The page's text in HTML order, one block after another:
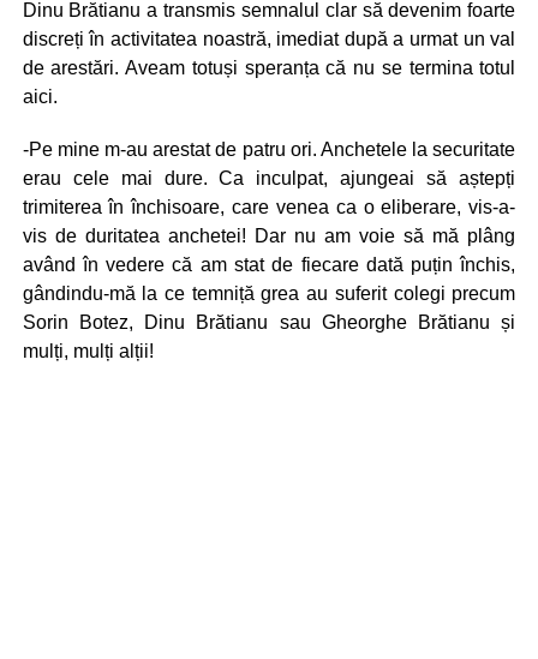
Dinu Brătianu a transmis semnalul clar să devenim foarte
discreți în activitatea noastră, imediat după a urmat un val
de arestări. Aveam totuși speranța că nu se termina totul
aici.
-Pe mine m-au arestat de patru ori. Anchetele la securitate
erau cele mai dure. Ca inculpat, ajungeai să aștepți
trimiterea în închisoare, care venea ca o eliberare, vis-a-
vis de duritatea anchetei! Dar nu am voie să mă plâng
având în vedere că am stat de fiecare dată puțin închis,
gândindu-mă la ce temniță grea au suferit colegi precum
Sorin Botez, Dinu Brătianu sau Gheorghe Brătianu și
mulți, mulți alții!